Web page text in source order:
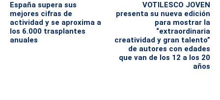
España supera sus
mejores cifras de
actividad y se aproxima a
los 6.000 trasplantes
anuales
VOTILESCO JOVEN
presenta su nueva edición
para mostrar la
“extraordinaria
creatividad y gran talento”
de autores con edades
que van de los 12 a los 20
años